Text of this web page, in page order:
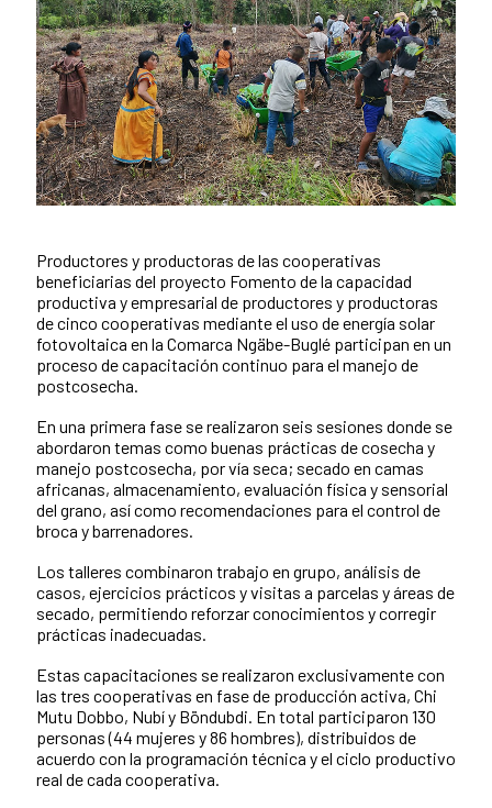
News content
Productores y productoras de las cooperativas
beneficiarias del proyecto Fomento de la capacidad
productiva y empresarial de productores y productoras
de cinco cooperativas mediante el uso de energía solar
fotovoltaica en la Comarca Ngäbe-Buglé participan en un
proceso de capacitación continuo para el manejo de
postcosecha.
En una primera fase se realizaron seis sesiones donde se
abordaron temas como buenas prácticas de cosecha y
manejo postcosecha, por vía seca; secado en camas
africanas, almacenamiento, evaluación física y sensorial
del grano, así como recomendaciones para el control de
broca y barrenadores.
Los talleres combinaron trabajo en grupo, análisis de
casos, ejercicios prácticos y visitas a parcelas y áreas de
secado, permitiendo reforzar conocimientos y corregir
prácticas inadecuadas.
Estas capacitaciones se realizaron exclusivamente con
las tres cooperativas en fase de producción activa, Chi
Mutu Dobbo, Nubí y Böndubdi. En total participaron 130
personas (44 mujeres y 86 hombres), distribuidos de
acuerdo con la programación técnica y el ciclo productivo
real de cada cooperativa.